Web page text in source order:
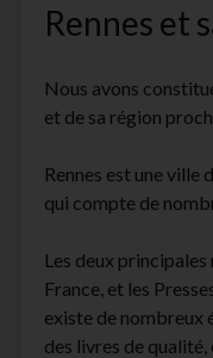
Services
Auto-édition
Ecriture
A propos
Contact
Rennes et
Nous avons
et de sa région
Rennes est une ville
qui compte de
Les deux
France, et les
existe de nombreux
des livres de